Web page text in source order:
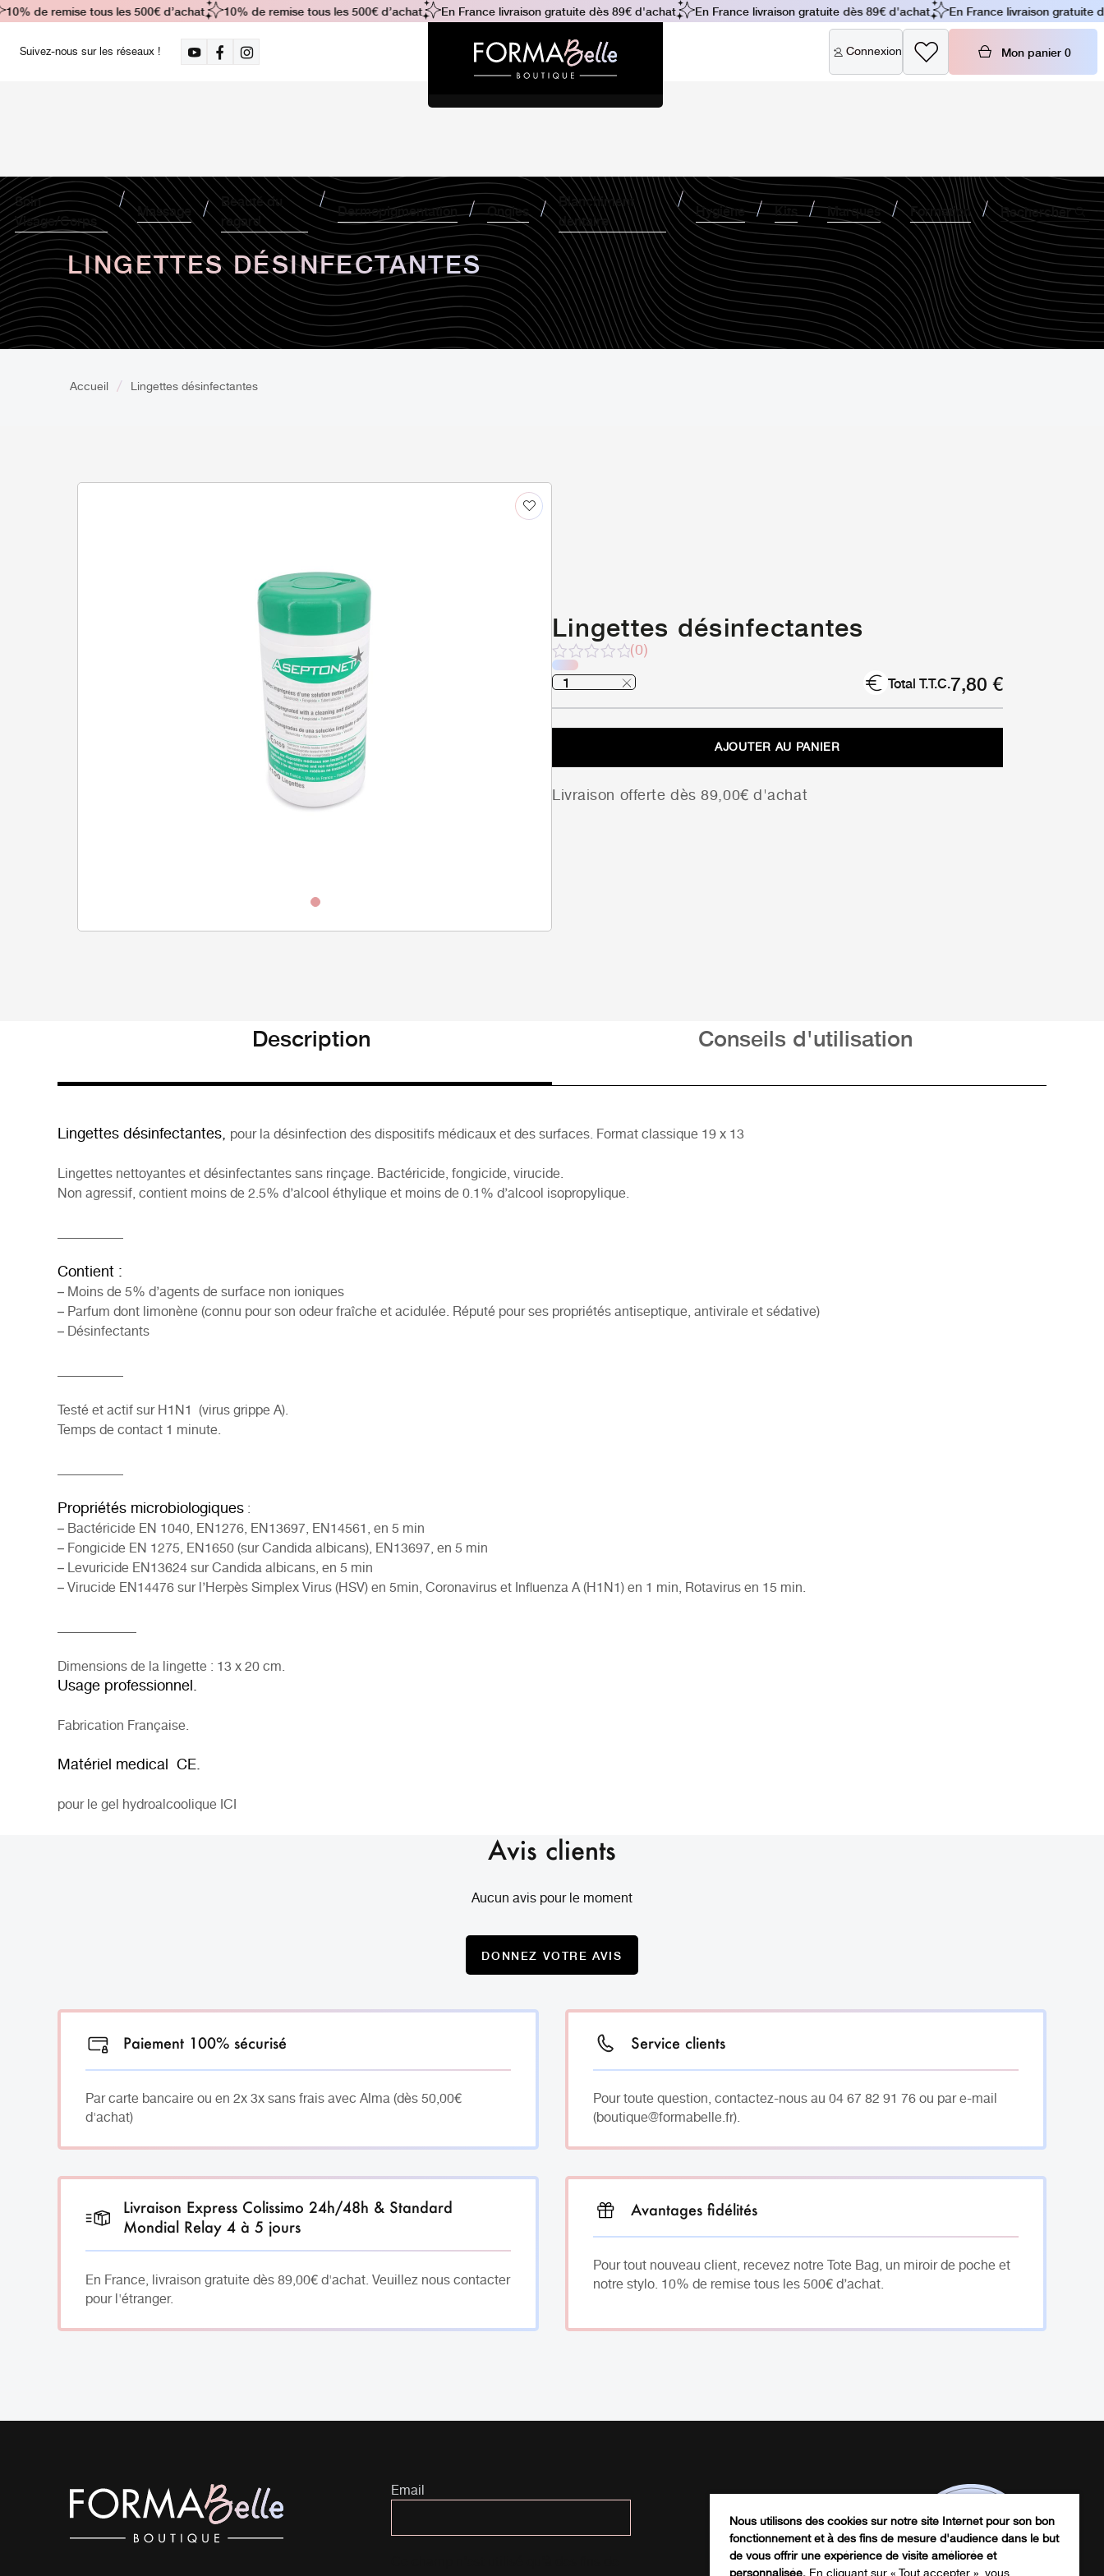
Suivez-nous sur les réseaux ! Connexion Mon panier 0
Soin
Visage/Corps
Massage
Beauté du
regard
Dermopigmentation Ongles
Blanchiment
dentaire
Hygiène Kits Marques Formation Rechercher
de remise tous les 500€ d’achat 10% de remise tous les 500€ d’achat En France livraison gratuite dès 89€ d'achat En France livraison gratuite dès 89€ d'achat En France livraison gratuite
LINGETTES DÉSINFECTANTES
Accueil Lingettes désinfectantes
Lingettes désinfectantes
Note
sur
(0)
Total T.T.C.7,80 €
AJOUTER AU PANIER
Livraison offerte dès 89,00€ d'achat
Description Conseils d'utilisation
Lingettes désinfectantes, pour la désinfection des dispositifs médicaux et des surfaces. Format classique 19 x 13
Lingettes nettoyantes et désinfectantes sans rinçage. Bactéricide, fongicide, virucide.
Non agressif, contient moins de 2.5% d’alcool éthylique et moins de 0.1% d’alcool isopropylique.
__________
Contient :
– Moins de 5% d’agents de surface non ioniques
– Parfum dont limonène (connu pour son odeur fraîche et acidulée. Réputé pour ses propriétés antiseptique, antivirale et sédative)
– Désinfectants
__________
Testé et actif sur H1N1 (virus grippe A).
Temps de contact 1 minute.
__________
Propriétés microbiologiques :
– Bactéricide EN 1040, EN1276, EN13697, EN14561, en 5 min
– Fongicide EN 1275, EN1650 (sur Candida albicans), EN13697, en 5 min
– Levuricide EN13624 sur Candida albicans, en 5 min
– Virucide EN14476 sur l’Herpès Simplex Virus (HSV) en 5min, Coronavirus et Influenza A (H1N1) en 1 min, Rotavirus en 15 min.
____________
Dimensions de la lingette : 13 x 20 cm.
Usage professionnel.
Fabrication Française.
Matériel medical CE.
pour le gel hydroalcoolique ICI
Avis clients
Aucun avis pour le moment
DONNEZ VOTRE AVIS
Paiement 100% sécurisé
Par carte bancaire ou en 2x 3x sans frais avec Alma (dès 50,00€
d'achat)
Service clients
Pour toute question, contactez-nous au 04 67 82 91 76 ou par e-mail
(boutique@formabelle.fr).
Livraison Express Colissimo 24h/48h & Standard
Mondial Relay 4 à 5 jours
En France, livraison gratuite dès 89,00€ d'achat. Veuillez nous contacter
pour l'étranger.
Avantages fidélités
Pour tout nouveau client, recevez notre Tote Bag, un miroir de poche et
notre stylo. 10% de remise tous les 500€ d’achat.
Email
Nous utilisons des cookies sur notre site Internet pour son bon
fonctionnement et à des fins de mesure d'audience dans le but
de vous offrir une expérience de visite améliorée et